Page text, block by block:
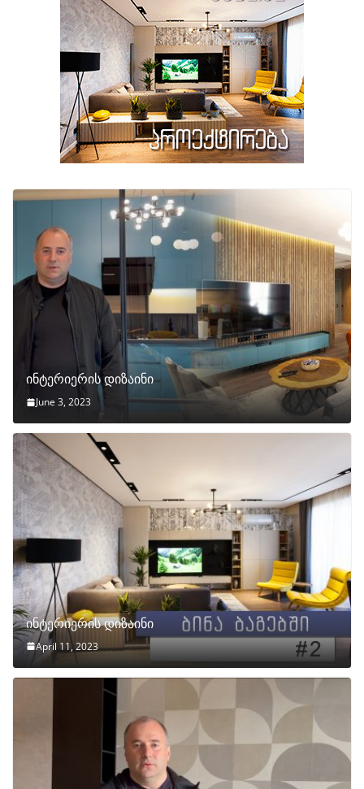
ინტერიერის დიზაინი
June 3, 2023
ინტერიერის დიზაინი
April 11, 2023